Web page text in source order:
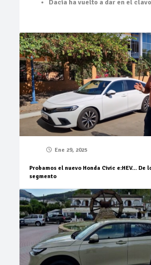
Dacia ha vuelto a dar en el
Ene 29, 2025
Probamos el nuevo Honda Civic e:HEV… De
segmento